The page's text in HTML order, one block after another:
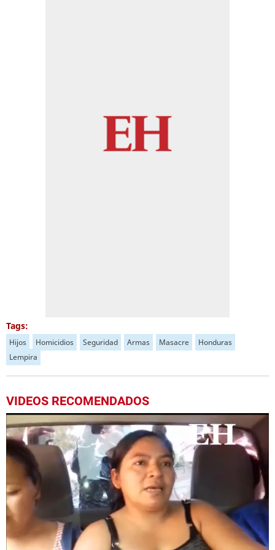
Tags:
Hijos Homicidios Seguridad Armas Masacre
Honduras
Lempira
VIDEOS RECOMENDADOS